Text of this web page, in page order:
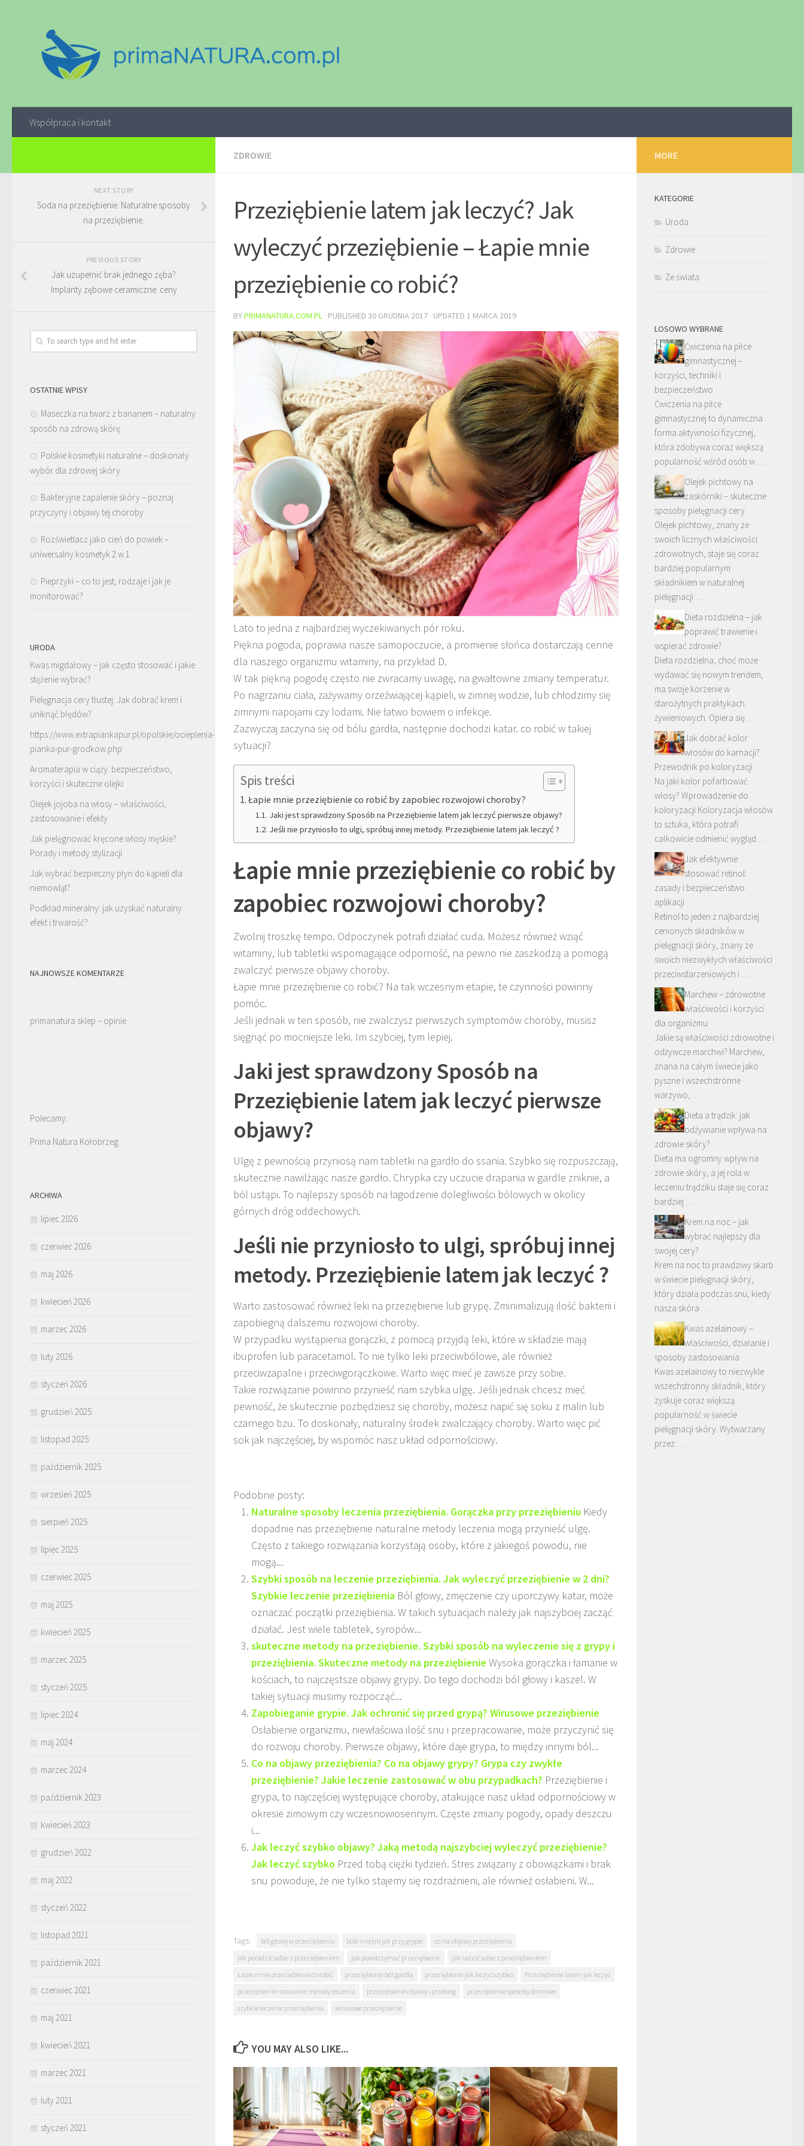
Współpraca i kontakt
ZDROWIE
Przeziębienie latem jak leczyć? Jak
wyleczyć przeziębienie – Łapie mnie
przeziębienie co robić?
BYPRIMANATURA.COM.PL · PUBLISHED 30 GRUDNIA 2017 · UPDATED 1 MARCA 2019
Lato to jedna z najbardziej wyczekiwanych pór roku.
Piękna pogoda, poprawia nasze samopoczucie, a promienie słońca dostarczają cenne
dla naszego organizmu witaminy, na przykład D.
W tak piękną pogodę często nie zwracamy uwagę, na gwałtowne zmiany temperatur.
Po nagrzaniu ciała, zażywamy orzeźwiającej kąpieli, w zimnej wodzie, lub chłodzimy się
zimnymi napojami czy lodami. Nie łatwo bowiem o infekcje.
Zazwyczaj zaczyna się od bólu gardła, następnie dochodzi katar. co robić w takiej
sytuacji?
Spis treści
Łapie mnie przeziębienie co robić by zapobiec rozwojowi choroby?
Jaki jest sprawdzony Sposób na Przeziębienie latem jak leczyć pierwsze objawy?
Jeśli nie przyniosło to ulgi, spróbuj innej metody. Przeziębienie latem jak leczyć ?
Łapie mnie przeziębienie co robić by
zapobiec rozwojowi choroby?
Zwolnij troszkę tempo. Odpoczynek potrafi działać cuda. Możesz również wziąć
witaminy, lub tabletki wspomagające odporność, na pewno nie zaszkodzą a pomogą
zwalczyć pierwsze objawy choroby.
Łapie mnie przeziębienie co robić? Na tak wczesnym etapie, te czynności powinny
pomóc.
Jeśli jednak w ten sposób, nie zwalczysz pierwszych symptomów choroby, musisz
sięgnąć po mocniejsze leki. Im szybciej, tym lepiej.
Jaki jest sprawdzony Sposób na
Przeziębienie latem jak leczyć pierwsze
objawy?
Ulgę z pewnością przyniosą nam tabletki na gardło do ssania. Szybko się rozpuszczają,
skutecznie nawilżając nasze gardło. Chrypka czy uczucie drapania w gardle zniknie, a
ból ustąpi. To najlepszy sposób na łagodzenie dolegliwości bólowych w okolicy
górnych dróg oddechowych.
Jeśli nie przyniosło to ulgi, spróbuj innej
metody. Przeziębienie latem jak leczyć ?
Warto zastosować również leki na przeziębienie lub grypę. Zminimalizują ilość bakterii i
zapobiegną dalszemu rozwojowi choroby.
W przypadku wystąpienia gorączki, z pomocą przyjdą leki, które w składzie mają
ibuprofen lub paracetamol. To nie tylko leki przeciwbólowe, ale również
przeciwzapalne i przeciwgorączkowe. Warto więc mieć je zawsze przy sobie.
Takie rozwiązanie powinno przynieść nam szybka ulgę. Jeśli jednak chcesz mieć
pewność, że skutecznie pozbędziesz się choroby, możesz napić się soku z malin lub
czarnego bzu. To doskonały, naturalny środek zwalczający choroby. Warto więc pić
sok jak najczęściej, by wspomóc nasz układ odpornościowy.
Podobne posty:
Naturalne sposoby leczenia przeziębienia. Gorączka przy przeziębieniu Kiedy
dopadnie nas przeziębienie naturalne metody leczenia mogą przynieść ulgę.
Często z takiego rozwiązania korzystają osoby, które z jakiegoś powodu, nie
mogą...
Szybki sposób na leczenie przeziębienia. Jak wyleczyć przeziębienie w 2 dni?
Szybkie leczenie przeziębienia Ból głowy, zmęczenie czy uporczywy katar, może
oznaczać początki przeziębienia. W takich sytuacjach należy jak najszybciej zacząć
działać. Jest wiele tabletek, syropów...
skuteczne metody na przeziębienie. Szybki sposób na wyleczenie się z grypy i
przeziębienia. Skuteczne metody na przeziębienie Wysoka gorączka i łamanie w
kościach, to najczęstsze objawy grypy. Do tego dochodzi ból głowy i kaszel. W
takiej sytuacji musimy rozpocząć...
Zapobieganie grypie. Jak ochronić się przed grypą? Wirusowe przeziębienie
Osłabienie organizmu, niewłaściwa ilość snu i przepracowanie, może przyczynić się
do rozwoju choroby. Pierwsze objawy, które daje grypa, to między innymi ból...
Co na objawy przeziębienia? Co na objawy grypy? Grypa czy zwykłe
przeziębienie? Jakie leczenie zastosować w obu przypadkach? Przeziębienie i
grypa, to najczęściej występujące choroby, atakujące nasz układ odpornościowy w
okresie zimowym czy wczesnowiosennym. Częste zmiany pogody, opady deszczu
i...
Jak leczyć szybko objawy? Jaką metodą najszybciej wyleczyć przeziębienie?
Jak leczyć szybko Przed tobą ciężki tydzień. Stres związany z obowiązkami i brak
snu powoduje, że nie tylko stajemy się rozdrażnieni, ale również osłabieni. W...
Tags: ból głowy w przeziębieniu bóle mięśni jak przy grypie
co na objawy przeziębienia
jak poradzić sobie z przeziębieniem
jak powstrzymać przeziębienie
jak radzić sobie z przeziębieniem
Łapie mnie przeziębienie co robić
przeziębienie ból gardła przeziębienie jak leczyć szybko
Przeziębienie latem jak leczyć
przeziębienie naturalne metody leczenia
przeziębienie objawy i przebieg
przeziębienie sposoby domowe
szybkie leczenie przeziębienia
wirusowe przeziębienie
YOU MAY ALSO LIKE...
NEXT STORY
Soda na przeziębienie. Naturalne sposoby
na przeziębienie.
PREVIOUS STORY
Jak uzupełnić brak jednego zęba?
Implanty zębowe ceramiczne: ceny
OSTATNIE WPISY
Maseczka na twarz z bananem – naturalny
sposób na zdrową skórę
Polskie kosmetyki naturalne – doskonały
wybór dla zdrowej skóry
Bakteryjne zapalenie skóry – poznaj
przyczyny i objawy tej choroby
Rozświetlacz jako cień do powiek –
uniwersalny kosmetyk 2 w 1
Pieprzyki – co to jest, rodzaje i jak je
monitorować?
URODA
Kwas migdałowy – jak często stosować i jakie
stężenie wybrać?
Pielęgnacja cery tłustej: Jak dobrać krem i
uniknąć błędów?
https://www.extrapiankapur.pl/opolskie/ocieplenia-
pianka-pur-grodkow.php
Aromaterapia w ciąży: bezpieczeństwo,
korzyści i skuteczne olejki
Olejek jojoba na włosy – właściwości,
zastosowanie i efekty
Jak pielęgnować kręcone włosy męskie?
Porady i metody stylizacji
Jak wybrać bezpieczny płyn do kąpieli dla
niemowląt?
Podkład mineralny: jak uzyskać naturalny
efekt i trwałość?
NAJNOWSZE KOMENTARZE
primanatura sklep – opinie
Polecamy:
Prima Natura Kołobrzeg
ARCHIWA
lipiec 2026
czerwiec 2026
maj 2026
kwiecień 2026
marzec 2026
luty 2026
styczeń 2026
grudzień 2025
listopad 2025
październik 2025
wrzesień 2025
sierpień 2025
lipiec 2025
czerwiec 2025
maj 2025
kwiecień 2025
marzec 2025
styczeń 2025
lipiec 2024
maj 2024
marzec 2024
październik 2023
kwiecień 2023
grudzień 2022
maj 2022
styczeń 2022
listopad 2021
październik 2021
czerwiec 2021
maj 2021
kwiecień 2021
marzec 2021
luty 2021
styczeń 2021
MORE
KATEGORIE
Uroda
Zdrowie
Ze świata
LOSOWO WYBRANE
Ćwiczenia na piłce
gimnastycznej –
korzyści, techniki i
bezpieczeństwo
Ćwiczenia na piłce
gimnastycznej to dynamiczna
forma aktywności fizycznej,
która zdobywa coraz większą
popularność wśród osób w …
Olejek pichtowy na
zaskórniki – skuteczne
sposoby pielęgnacji cery
Olejek pichtowy, znany ze
swoich licznych właściwości
zdrowotnych, staje się coraz
bardziej popularnym
składnikiem w naturalnej
pielęgnacji …
Dieta rozdzielna – jak
poprawić trawienie i
wspierać zdrowie?
Dieta rozdzielna, choć może
wydawać się nowym trendem,
ma swoje korzenie w
starożytnych praktykach
żywieniowych. Opiera się …
Jak dobrać kolor
włosów do karnacji?
Przewodnik po koloryzacji
Na jaki kolor pofarbować
włosy? Wprowadzenie do
koloryzacji Koloryzacja włosów
to sztuka, która potrafi
całkowicie odmienić wygląd …
Jak efektywnie
stosować retinol:
zasady i bezpieczeństwo
aplikacji
Retinol to jeden z najbardziej
cenionych składników w
pielęgnacji skóry, znany ze
swoich niezwykłych właściwości
przeciwstarzeniowych i …
Marchew – zdrowotne
właściwości i korzyści
dla organizmu
Jakie są właściwości zdrowotne i
odżywcze marchwi? Marchew,
znana na całym świecie jako
pyszne i wszechstronne
warzywo, …
Dieta a trądzik: jak
odżywianie wpływa na
zdrowie skóry?
Dieta ma ogromny wpływ na
zdrowie skóry, a jej rola w
leczeniu trądziku staje się coraz
bardziej …
Krem na noc – jak
wybrać najlepszy dla
swojej cery?
Krem na noc to prawdziwy skarb
w świecie pielęgnacji skóry,
który działa podczas snu, kiedy
nasza skóra …
Kwas azelainowy –
właściwości, działanie i
sposoby zastosowania
Kwas azelainowy to niezwykle
wszechstronny składnik, który
zyskuje coraz większą
popularność w świecie
pielęgnacji skóry. Wytwarzany
przez …